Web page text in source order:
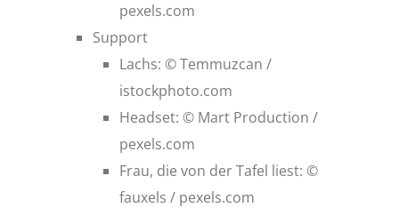
pexels.com
Support
Lachs: © Temmuzcan /
istockphoto.com
Headset: © Mart Production /
pexels.com
Frau, die von der Tafel liest: ©
fauxels / pexels.com